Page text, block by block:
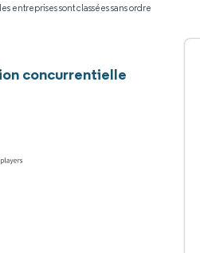
entreprises sont classées sans ordre
concurrentielle